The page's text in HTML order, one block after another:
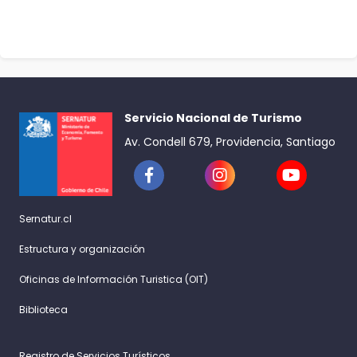
Servicio Nacional de Turismo
Av. Condell 679, Providencia, Santiago
Sernatur.cl
Estructura y organización
Oficinas de Información Turistica (OIT)
Biblioteca